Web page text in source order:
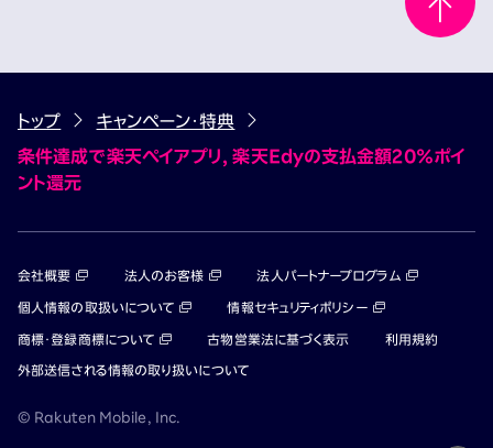
トップ
キャンペーン・特典
条件達成で楽天ペイアプリ, 楽天Edyの支払金額20％ポイ
ント還元
会社概要 法人のお客様 法人パートナープログラム
個人情報の取扱いについて 情報セキュリティポリシー
商標・登録商標について 古物営業法に基づく表示 利用規約
外部送信される情報の取り扱いについて
© Rakuten Mobile, Inc.